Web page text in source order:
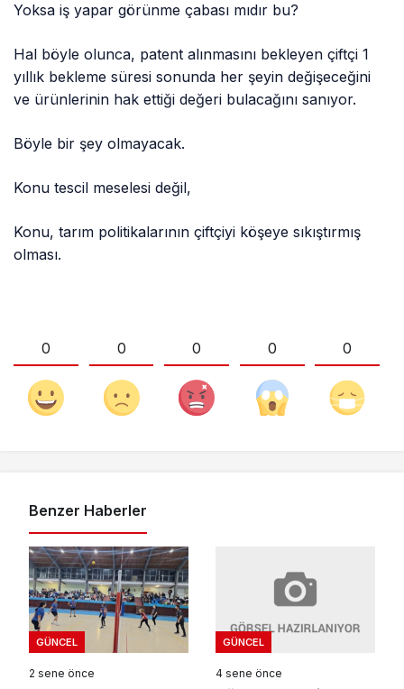
Yoksa iş yapar görünme çabası mıdır bu?
Hal böyle olunca, patent alınmasını bekleyen çiftçi 1
yıllık bekleme süresi sonunda her şeyin değişeceğini
ve ürünlerinin hak ettiği değeri bulacağını sanıyor.
Böyle bir şey olmayacak.
Konu tescil meselesi değil,
Konu, tarım politikalarının çiftçiyi köşeye sıkıştırmış
olması.
0 0 0 0 0
Benzer Haberler
GÜNCEL
2 sene önce
GÜNCEL
4 sene önce